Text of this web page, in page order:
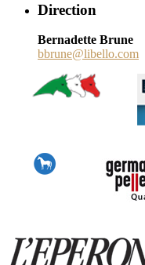
Direction
Bernadette Brune
bbrune@libello.com